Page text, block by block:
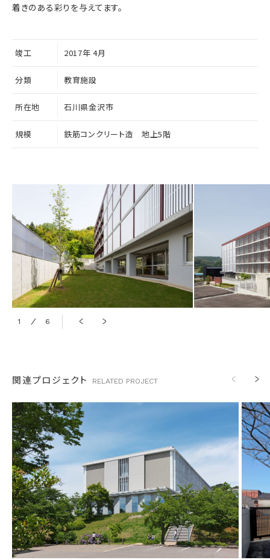
竣工 2017年 4月
分類 教育施設
所在地 石川県金沢市
規模 鉄筋コンクリート造 地上5階
着きのある彩りを与えてます。
1
6
関連プロジェクト RELATED PROJECT
竣工 2022年 12月
分類 教育施設
所在 金沢市太陽が丘
規模 鉄骨造3階建て
竣工
分類
所在
規模
受賞